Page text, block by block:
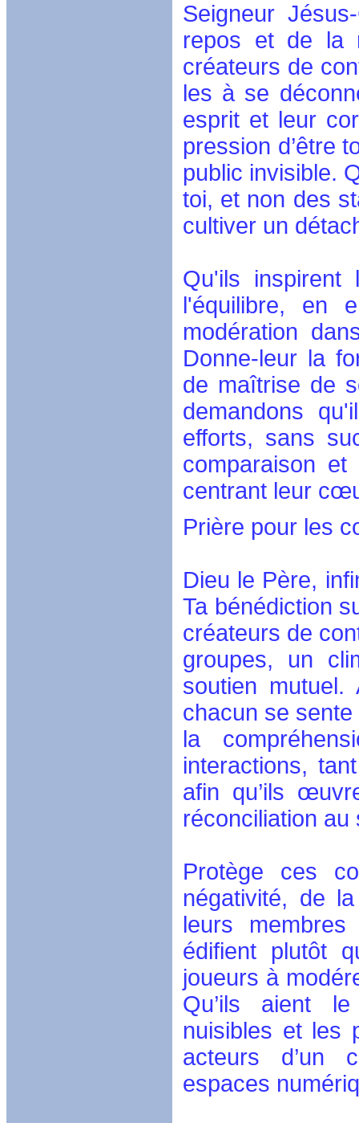
Seigneur
repos et de la
créateurs de
les à se
esprit et leur
pression d’être
public invisible.
toi, et non des
cultiver un
Qu'ils inspirent
l'équilibre, en
modération
Donne-leur la
de maîtrise de
demandons
efforts, sans
comparaison
centrant leur
Prière pour les
Dieu le Père,
Ta bénédiction
créateurs de
groupes, un
soutien
chacun se
la
interactions,
afin qu’ils
réconciliation
Protège ces
négativité, de
leurs
édifient plutôt
joueurs à
Qu’ils aient le
nuisibles et les
acteurs d’un
espaces